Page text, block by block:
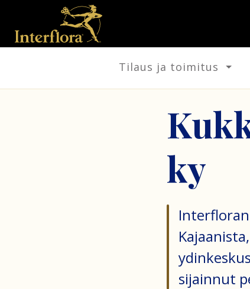
Tilaus ja toimitus
ky
sijainnut